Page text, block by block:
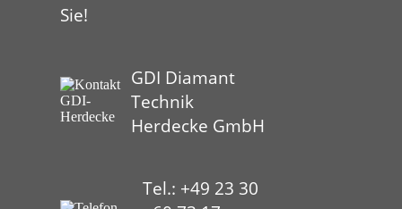
Sie!
GDI Diamant
Technik
Herdecke GmbH
Tel.: +49 23 30